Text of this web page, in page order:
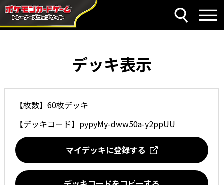
デッキ表示
【枚数】60枚デッキ
【デッキコード】 pypyMy-dww50a-y2ppUU
マイデッキに登録する